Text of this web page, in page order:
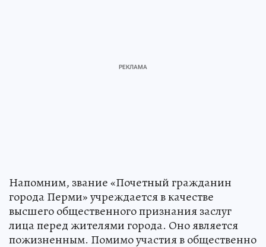
Напомним, звание «Почетный гражданин
города Перми» учреждается в качестве
высшего общественного признания заслуг
лица перед жителями города. Оно является
пожизненным. Помимо участия в общественно